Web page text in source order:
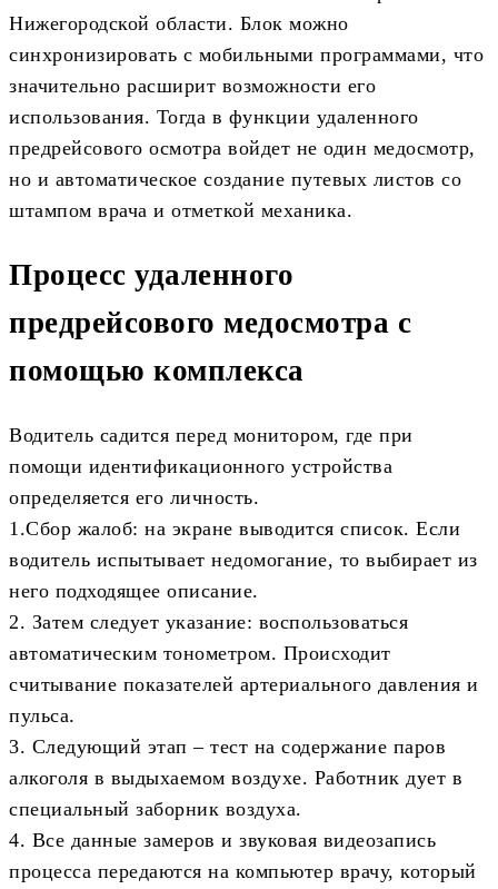
Нижегородской области. Блок можно
синхронизировать с мобильными программами, что
значительно расширит возможности его
использования. Тогда в функции удаленного
предрейсового осмотра войдет не один медосмотр,
но и автоматическое создание путевых листов со
штампом врача и отметкой механика.
Процесс удаленного
предрейсового медосмотра с
помощью комплекса
Водитель садится перед монитором, где при
помощи идентификационного устройства
определяется его личность.
1.Сбор жалоб: на экране выводится список. Если
водитель испытывает недомогание, то выбирает из
него подходящее описание.
2. Затем следует указание: воспользоваться
автоматическим тонометром. Происходит
считывание показателей артериального давления и
пульса.
3. Следующий этап – тест на содержание паров
алкоголя в выдыхаемом воздухе. Работник дует в
специальный заборник воздуха.
4. Все данные замеров и звуковая видеозапись
процесса передаются на компьютер врачу, который